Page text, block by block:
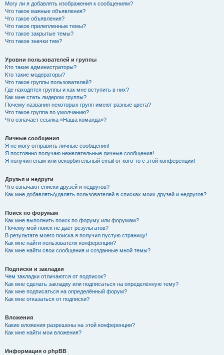
Могу ли я добавлять изображения к сообщениям?
Что такое важные объявления?
Что такое объявления?
Что такое прилепленные темы?
Что такое закрытые темы?
Что такое значки тем?
Уровни пользователей и группы
Кто такие администраторы?
Кто такие модераторы?
Что такое группы пользователей?
Где находятся группы и как мне вступить в них?
Как мне стать лидером группы?
Почему названия некоторых групп имеют разные цвета?
Что такое группа по умолчанию?
Что означает ссылка «Наша команда»?
Личные сообщения
Я не могу отправить личные сообщения!
Я постоянно получаю нежелательные личные сообщения!
Я получил спам или оскорбительный email от кого-то с этой конференции!
Друзья и недруги
Что означают списки друзей и недругов?
Как мне добавлять/удалять пользователей в списках моих друзей и недругов?
Поиск по форумам
Как мне выполнить поиск по форуму или форумам?
Почему мой поиск не даёт результатов?
В результате моего поиска я получил пустую страницу!
Как мне найти пользователя конференции?
Как мне найти свои сообщения и созданные мной темы?
Подписки и закладки
Чем закладки отличаются от подписок?
Как мне сделать закладку или подписаться на определённую тему?
Как мне подписаться на определённый форум?
Как мне отказаться от подписки?
Вложения
Какие вложения разрешены на этой конференции?
Как мне найти мои вложения?
Информация о phpBB